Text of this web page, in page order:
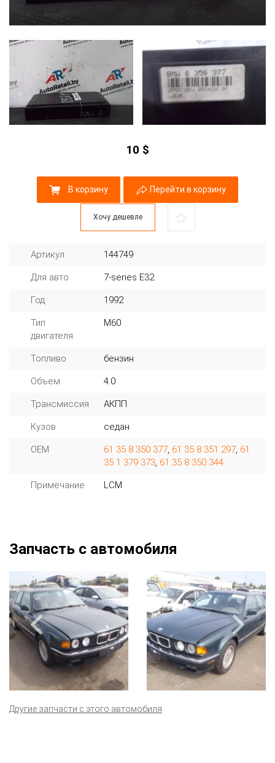
10 $
В корзину Перейти в корзину
Хочу дешевле
Артикул 144749
Для авто 7-series E32
Год 1992
Тип
двигателя
M60
Топливо бензин
Объем 4.0
Трансмиссия АКПП
Кузов седан
OEM 61 35 8 350 377 61 35 8 351 297 61
35 1 379 373 61 35 8 350 344
Примечание LCM
Запчасть с автомобиля
Другие запчасти с этого автомобиля